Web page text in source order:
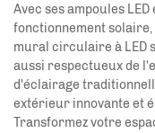
Avec ses ampoules
fonctionnement
mural circulaire à LED
aussi respectueux de
d'éclairage
extérieur innovante et
Transformez votre